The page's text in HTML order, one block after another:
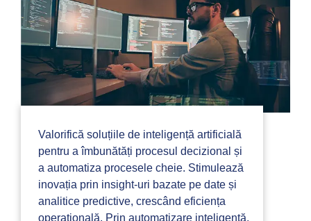
Valorifică soluțiile de inteligență artificială
pentru a îmbunătăți procesul decizional și
a automatiza procesele cheie. Stimulează
inovația prin insight-uri bazate pe date și
analitice predictive, crescând eficiența
operațională. Prin automatizare inteligentă,